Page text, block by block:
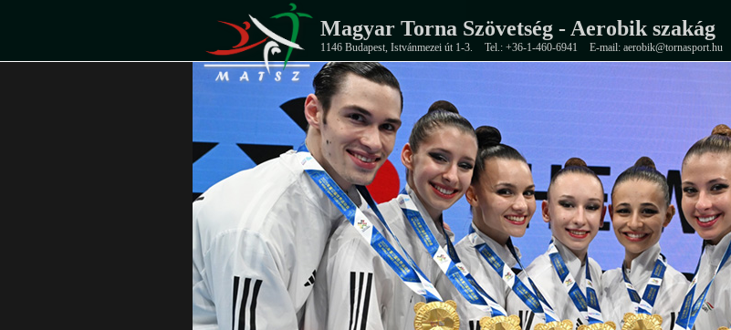
Magyar Torna Szövetség - Aerobik szakág
1146 Budapest, Istvánmezei út 1-3. Tel.: +36-1-460-6941 E-mail: aerobik@tornasport.hu